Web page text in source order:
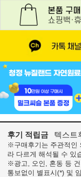
후기 적립금 텍스트
※구매후기는 주관적인
라 다르게 해석될 수 있
※광고, 오인, 혼동 등
통보없이 별표시(*) 및